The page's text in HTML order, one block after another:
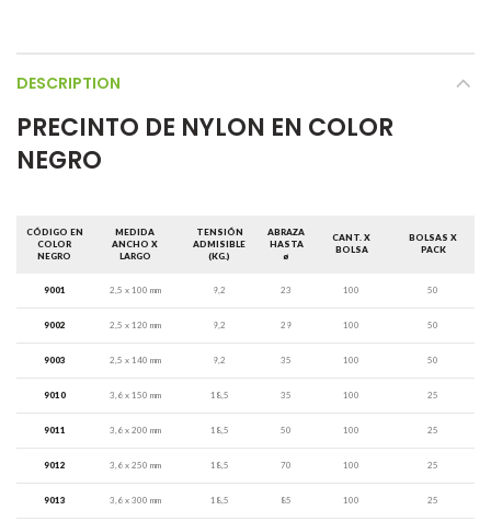
DESCRIPTION
PRECINTO DE NYLON EN COLOR
NEGRO
CÓDIGO EN
COLOR
NEGRO
MEDIDA
ANCHO X
LARGO
TENSIÓN
ADMISIBLE
(KG.)
ABRAZA
HASTA
ø
CANT. X
BOLSA
BOLSAS X
PACK
9001 2,5 x 100 mm 9,2 23 100 50
9002 2,5 x 120 mm 9,2 29 100 50
9003 2,5 x 140 mm 9,2 35 100 50
9010 3,6 x 150 mm 18,5 35 100 25
9011 3,6 x 200 mm 18,5 50 100 25
9012 3,6 x 250 mm 18,5 70 100 25
9013 3,6 x 300 mm 18,5 85 100 25